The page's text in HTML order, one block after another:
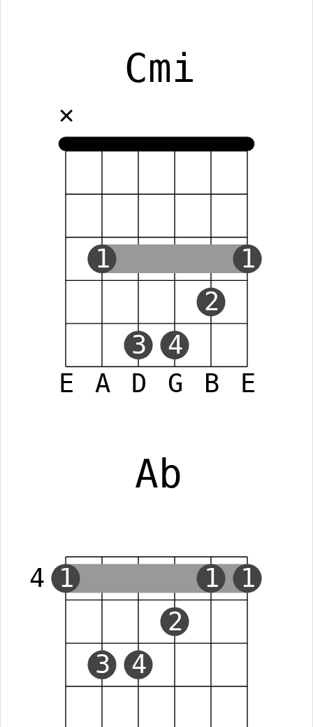
Cmi
E A D G B E
✕
1
3 4
2
1
Ab
4 1
3 4
2
1 1